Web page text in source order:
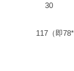
烷 30
即78*9.7＋